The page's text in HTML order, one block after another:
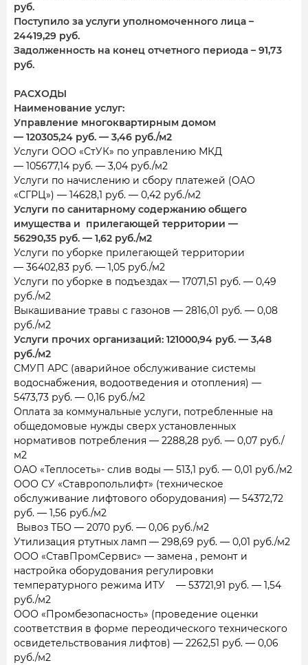
руб.
Поступило за услуги уполномоченного лица –
24419,29 руб.
Задолженность на конец отчетного периода – 91,73
руб.
РАСХОДЫ
Наименование услуг:
Управление многоквартирным домом
— 120305,24 руб. — 3,46 руб./м2
Услуги ООО «СтУК» по управлению МКД
— 105677,14 руб. — 3,04 руб./м2
Услуги по начислению и сбору платежей (ОАО
«СГРЦ») — 14628,1 руб. — 0,42 руб./м2
Услуги по санитарному содержанию общего
имущества и прилегающей территории —
56290,35 руб. — 1,62 руб./м2
Услуги по уборке прилегающей территории
— 36402,83 руб. — 1,05 руб./м2
Услуги по уборке в подъездах — 17071,51 руб. — 0,49
руб./м2
Выкашивание травы с газонов — 2816,01 руб. — 0,08
руб./м2
Услуги прочих организаций: 121000,94 руб. — 3,48
руб./м2
СМУП АРС (аварийное обслуживание системы
водоснабжения, водоотведения и отопления) —
5473,73 руб. — 0,16 руб./м2
Оплата за коммунальные услуги, потребленные на
общедомовые нужды сверх установленных
нормативов потребления — 2288,28 руб. — 0,07 руб./
м2
ОАО «Теплосеть»- слив воды — 513,1 руб. — 0,01 руб./м2
ООО СУ «Ставропольлифт» (техническое
обслуживание лифтового оборудования) — 54372,72
руб. — 1,56 руб./м2
Вывоз ТБО — 2070 руб. — 0,06 руб./м2
Утилизация ртутных ламп — 298,69 руб. — 0,01 руб./м2
ООО «СтавПромСервис» — замена , ремонт и
настройка оборудования регулировки
температурного режима ИТУ — 53721,91 руб. — 1,54
руб./м2
ООО «Промбезопасность» (проведение оценки
соответствия в форме переодического технического
освидетельствования лифтов) — 2262,51 руб. — 0,06
руб./м2